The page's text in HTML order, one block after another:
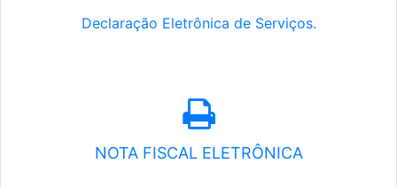
Declaração Eletrônica de Serviços.
NOTA FISCAL ELETRÔNICA